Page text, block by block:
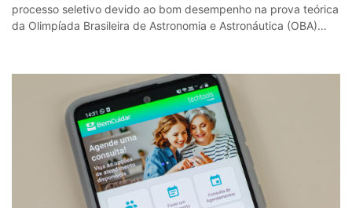
processo seletivo devido ao bom desempenho na prova teórica
da Olimpíada Brasileira de Astronomia e Astronáutica (OBA)